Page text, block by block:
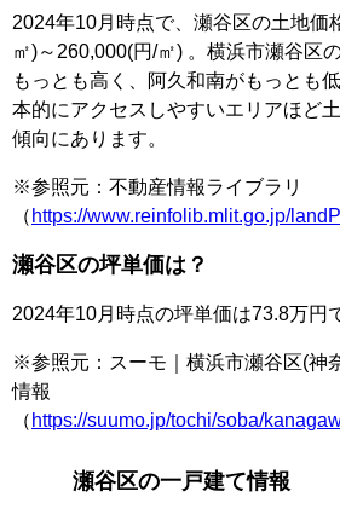
2024年10月時点で、瀬谷区の土地価
㎡)～260,000(円/㎡) 。横浜市瀬谷区
もっとも高く、阿久和南がもっとも
本的にアクセスしやすいエリアほど
傾向にあります。
※参照元：不動産情報ライブラリ
（ https://www.reinfolib.mlit.go.jp/
瀬谷区の坪単価は？
2024年10月時点の坪単価は73.8万円
※参照元：スーモ｜横浜市瀬谷区(神
情報
（ https://suumo.jp/tochi/soba/
瀬谷区の一戸建て情報